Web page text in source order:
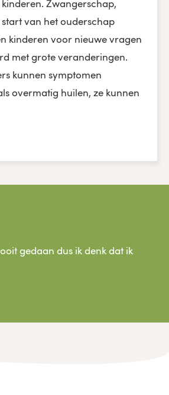
Zwangerschap,
van het ouderschap
kinderen voor nieuwe vragen
met grote veranderingen.
kunnen symptomen
overmatig huilen, ze kunnen
gedaan dus ik denk dat ik